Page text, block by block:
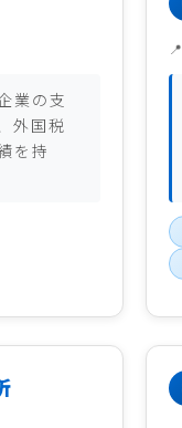
業の支
外国税
を持